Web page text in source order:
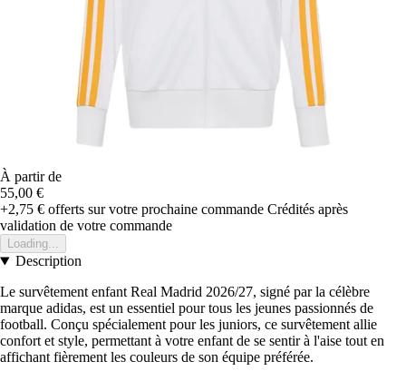
À partir de
55,00 €
+2,75 € offerts sur votre prochaine commande Crédités après
validation de votre commande
Loading...
Description
Le survêtement enfant Real Madrid 2026/27, signé par la célèbre
marque adidas, est un essentiel pour tous les jeunes passionnés de
football. Conçu spécialement pour les juniors, ce survêtement allie
confort et style, permettant à votre enfant de se sentir à l'aise tout en
affichant fièrement les couleurs de son équipe préférée.